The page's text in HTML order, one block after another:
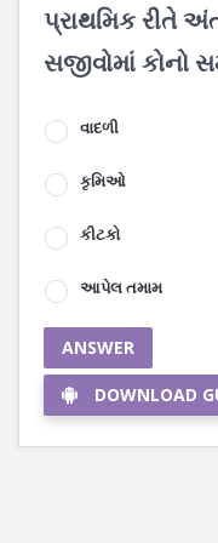
પ્રાથમિક રીતે
સજીવોમાં કોનો
વાદળી
કૃમિઓ
કીટકો
આપેલ તમામ
ANSWER
DOWNLOAD